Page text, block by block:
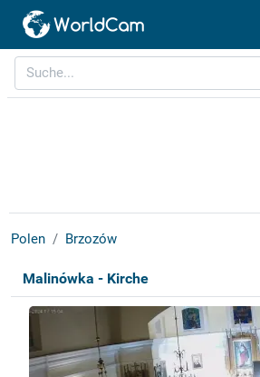
Polen Brzozów
Malinówka - Kirche